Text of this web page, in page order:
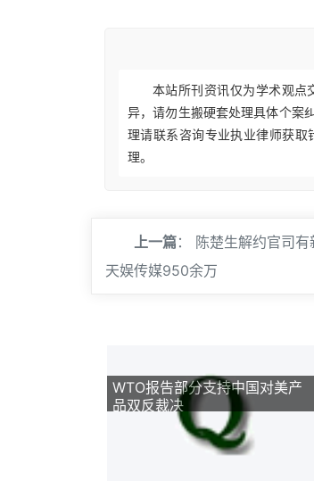
本站所刊资讯仅为学术观点
异，请勿生搬硬套处理具体个案
理请联系咨询专业执业律师获
理。
上一篇： 陈楚生解约官司
天娱传媒950余万
WTO报告部分支持中国对美产
品双反裁决